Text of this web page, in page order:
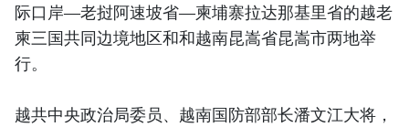
际口岸—老挝阿速坡省—柬埔寨拉达那基里省的越老
柬三国共同边境地区和和越南昆嵩省昆嵩市两地举
行。
越共中央政治局委员、越南国防部部长潘文江大将，